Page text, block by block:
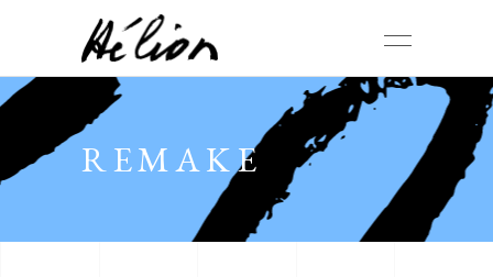
REMAKE